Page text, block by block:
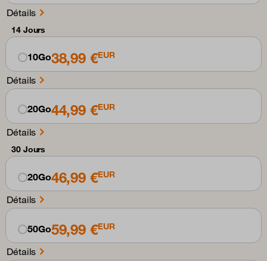
Détails
14 Jours
10Go38,99 €EUR
Détails
20Go44,99 €EUR
Détails
30 Jours
20Go46,99 €EUR
Détails
50Go59,99 €EUR
Détails